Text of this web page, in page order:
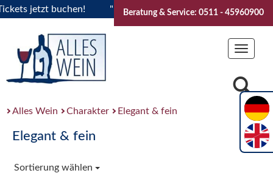
jetzt buchen! "Das Sommerfest 2026" Vive la
Beratung & Service: 0511 - 45960900
Toggle
Alles Wein Charakter Elegant & fein
Elegant & fein
Sortierung wählen